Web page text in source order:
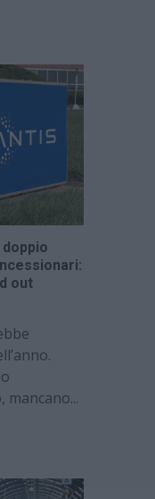
out
mancano...